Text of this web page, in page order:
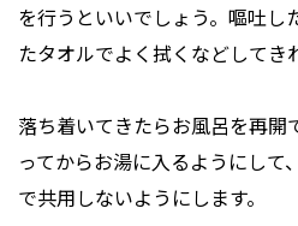
を行うといいでしょう。嘔吐し
たタオルでよく拭くなどしてき
落ち着いてきたらお風呂を再
ってからお湯に入るようにして
で共用しないようにします。